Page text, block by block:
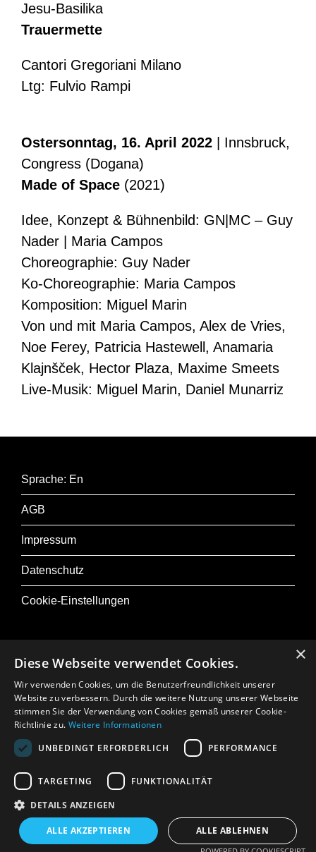
Jesu-Basilika
Trauermette
Cantori Gregoriani Milano
Ltg: Fulvio Rampi
Ostersonntag, 16. April 2022
| Innsbruck,
Congress (Dogana)
Made of Space (2021)
Idee, Konzept & Bühnenbild: GN|MC – Guy
Nader | Maria Campos
Choreographie: Guy Nader
Ko-Choreographie: Maria Campos
Komposition: Miguel Marin
Von und mit Maria Campos, Alex de Vries,
Noe Ferey, Patricia Hastewell, Anamaria
Klajnšček, Hector Plaza, Maxime Smeets
Live-Musik: Miguel Marin, Daniel Munarriz
Sprache: En
AGB
Impressum
Datenschutz
Cookie-Einstellungen
Presse
×
Diese Webseite verwendet Cookies.
Wir verwenden Cookies, um die Benutzerfreundlichkeit unserer
Website zu verbessern. Durch die weitere Nutzung unserer Webseite
stimmen Sie der Verwendung von Cookies gemäß unserer Cookie-
Richtlinie zu. Weitere Informationen
UNBEDINGT ERFORDERLICH
PERFORMANCE
TARGETING FUNKTIONALITÄT
DETAILS ANZEIGEN
ALLE AKZEPTIEREN ALLE ABLEHNEN